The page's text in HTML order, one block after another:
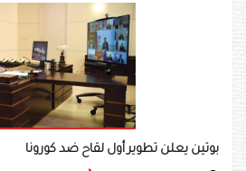
بوتين يعلن تطوير أول لقاح ضد كورونا